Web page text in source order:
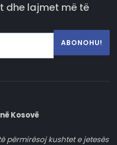
dhe lajmet më të
ABONOHU!
Kosovë
përmirësoj kushtet e jetesës